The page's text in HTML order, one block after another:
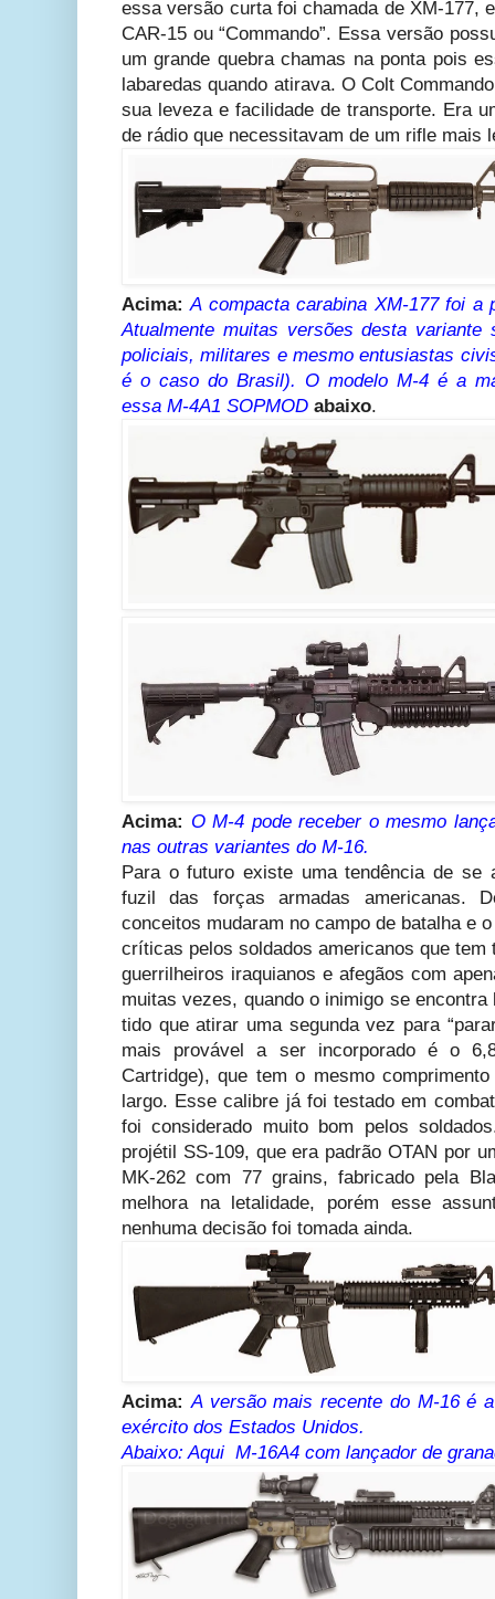
essa versão curta foi chamada de XM-177,
CAR-15 ou “Commando”. Essa versão
um grande quebra chamas na ponta pois
labaredas quando atirava. O Colt
sua leveza e facilidade de transporte. Era
de rádio que necessitavam de um rifle mais
Acima: A compacta carabina XM-177 foi a
Atualmente muitas versões desta variante
policiais, militares e mesmo entusiastas
é o caso do Brasil). O modelo M-4 é a
essa M-4A1 SOPMOD abaixo.
Acima: O M-4 pode receber o mesmo
nas outras variantes do M-16.
Para o futuro existe uma tendência de se
fuzil das forças armadas americanas.
conceitos mudaram no campo de batalha e
críticas pelos soldados americanos que tem
guerrilheiros iraquianos e afegãos com
muitas vezes, quando o inimigo se
tido que atirar uma segunda vez para
mais provável a ser incorporado é o
Cartridge), que tem o mesmo
largo. Esse calibre já foi testado em
foi considerado muito bom pelos
projétil SS-109, que era padrão OTAN por
MK-262 com 77 grains, fabricado pela
melhora na letalidade, porém esse
nenhuma decisão foi tomada ainda.
Acima: A versão mais recente do M-16 é
exército dos Estados Unidos.
Abaixo: Aqui M-16A4 com lançador de